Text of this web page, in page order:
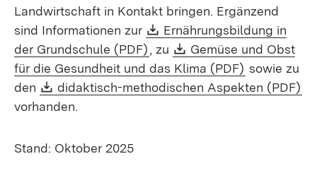
Landwirtschaft in Kontakt bringen. Ergänzend
sind Informationen zur
Download:
Ernährungsbildung in
der Grundschule (PDF) (Öffnet in neuem Fenster)
, zu Download:
Gemüse und Obst
für die Gesundheit und das Klima (PDF) (Öffnet in
sowie zu
den
Download:
didaktisch-methodischen Aspekten (PDF)
vorhanden.
Stand: Oktober 2025